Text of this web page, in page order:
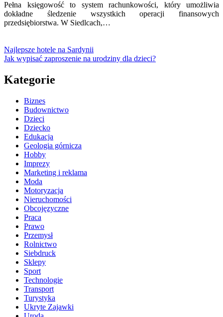
Pełna księgowość to system rachunkowości, który umożliwia
dokładne śledzenie wszystkich operacji finansowych
przedsiębiorstwa. W Siedlcach,…
Najlepsze hotele na Sardynii
Jak wypisać zaproszenie na urodziny dla dzieci?
Kategorie
Biznes
Budownictwo
Dzieci
Dziecko
Edukacja
Geologia górnicza
Hobby
Imprezy
Marketing i reklama
Moda
Motoryzacja
Nieruchomości
Obcojęzyczne
Praca
Prawo
Przemysł
Rolnictwo
Siebdruck
Sklepy
Sport
Technologie
Transport
Turystyka
Ukryte Zajawki